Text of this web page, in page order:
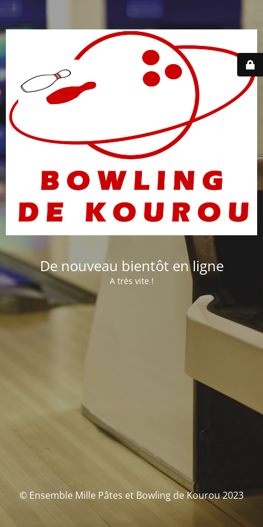
De nouveau bientôt en ligne
A très vite !
© Ensemble Mille Pâtes et Bowling de Kourou 2023